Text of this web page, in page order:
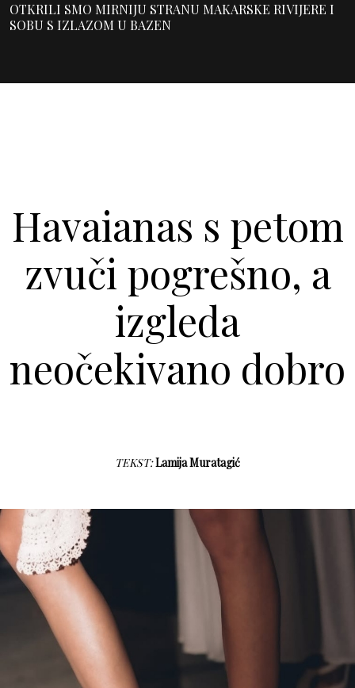
OTKRILI SMO MIRNIJU STRANU MAKARSKE RIVIJERE I
SOBU S IZLAZOM U BAZEN
Havaianas s petom
zvuči pogrešno, a
izgleda
neočekivano dobro
TEKST:Lamija Muratagić